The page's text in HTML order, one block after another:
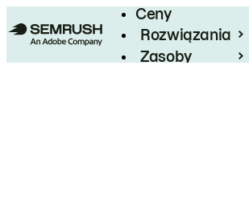
Ceny
Rozwiązania
Zasoby